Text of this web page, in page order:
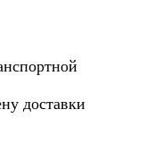
доставки